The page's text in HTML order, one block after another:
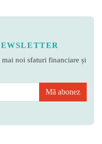
mai noi sfaturi financiare și
Mă abonez